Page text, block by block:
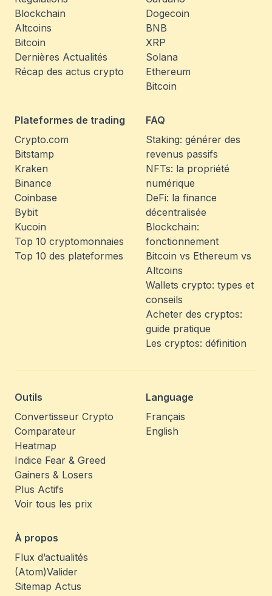
Blockchain
Altcoins
Bitcoin
Dernières Actualités
Récap des actus crypto
Dogecoin
BNB
XRP
Solana
Ethereum
Bitcoin
Plateformes de trading
Crypto.com
Bitstamp
Kraken
Binance
Coinbase
Bybit
Kucoin
Top 10 cryptomonnaies
Top 10 des plateformes
FAQ
Staking: générer des
revenus passifs
NFTs: la propriété
numérique
DeFi: la finance
décentralisée
Blockchain:
fonctionnement
Bitcoin vs Ethereum vs
Altcoins
Wallets crypto: types et
conseils
Acheter des cryptos:
guide pratique
Les cryptos: définition
Outils
Convertisseur Crypto
Comparateur
Heatmap
Indice Fear & Greed
Gainers & Losers
Plus Actifs
Voir tous les prix
Language
Français
English
À propos
Flux d’actualités
(Atom)Valider
Sitemap Actus